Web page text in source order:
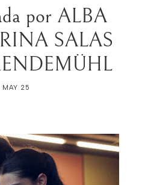
por ALBA
SALAS
MAY 25